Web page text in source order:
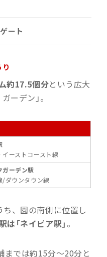
ート
約17.5個分という広大
ーデン」。
イーストコースト線
ガーデン駅
/ダウンタウン線
ち、園の南側に位置し
は「ネイピア駅」 。
までは約15分〜20分と